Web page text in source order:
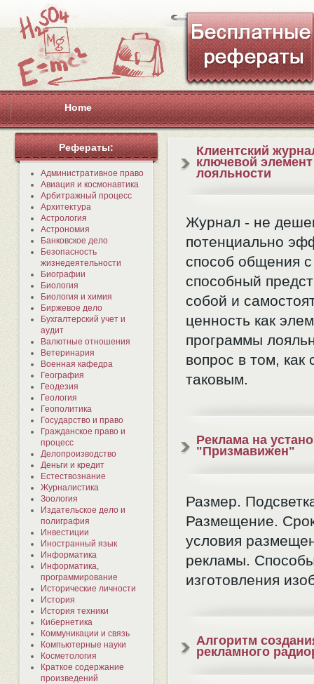
Home
Рефераты:
Административное право
Авиация и космонавтика
Арбитражный процесс
Архитектура
Астрология
Астрономия
Банковское дело
Безопасность
жизнедеятельности
Биографии
Биология
Биология и химия
Биржевое дело
Бухгалтерский учет и
аудит
Валютные отношения
Ветеринария
Военная кафедра
География
Геодезия
Геология
Геополитика
Государство и право
Гражданское право и
процесс
Делопроизводство
Деньги и кредит
Естествознание
Журналистика
Зоология
Издательское дело и
полиграфия
Инвестиции
Иностранный язык
Информатика
Информатика,
программирование
Исторические личности
История
История техники
Кибернетика
Коммуникации и связь
Компьютерные науки
Косметология
Краткое содержание
произведений
Клиентский
ключевой
лояльности
Журнал - не
потенциально
способ общения
способный
собой и
ценность как
программы
вопрос в том, как
таковым.
Реклама на
"Призмавижен"
Размер.
Размещение.
условия
рекламы.
изготовления
Алгоритм
рекламного